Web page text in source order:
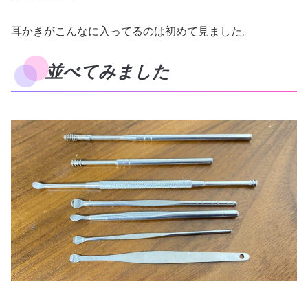
耳かきがこんなに入ってるのは初めて見ました。
並べてみました